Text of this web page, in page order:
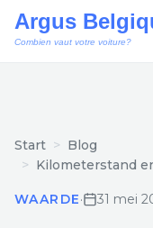
Start
Blog
Kilometerstand
WAARDE· 31 mei